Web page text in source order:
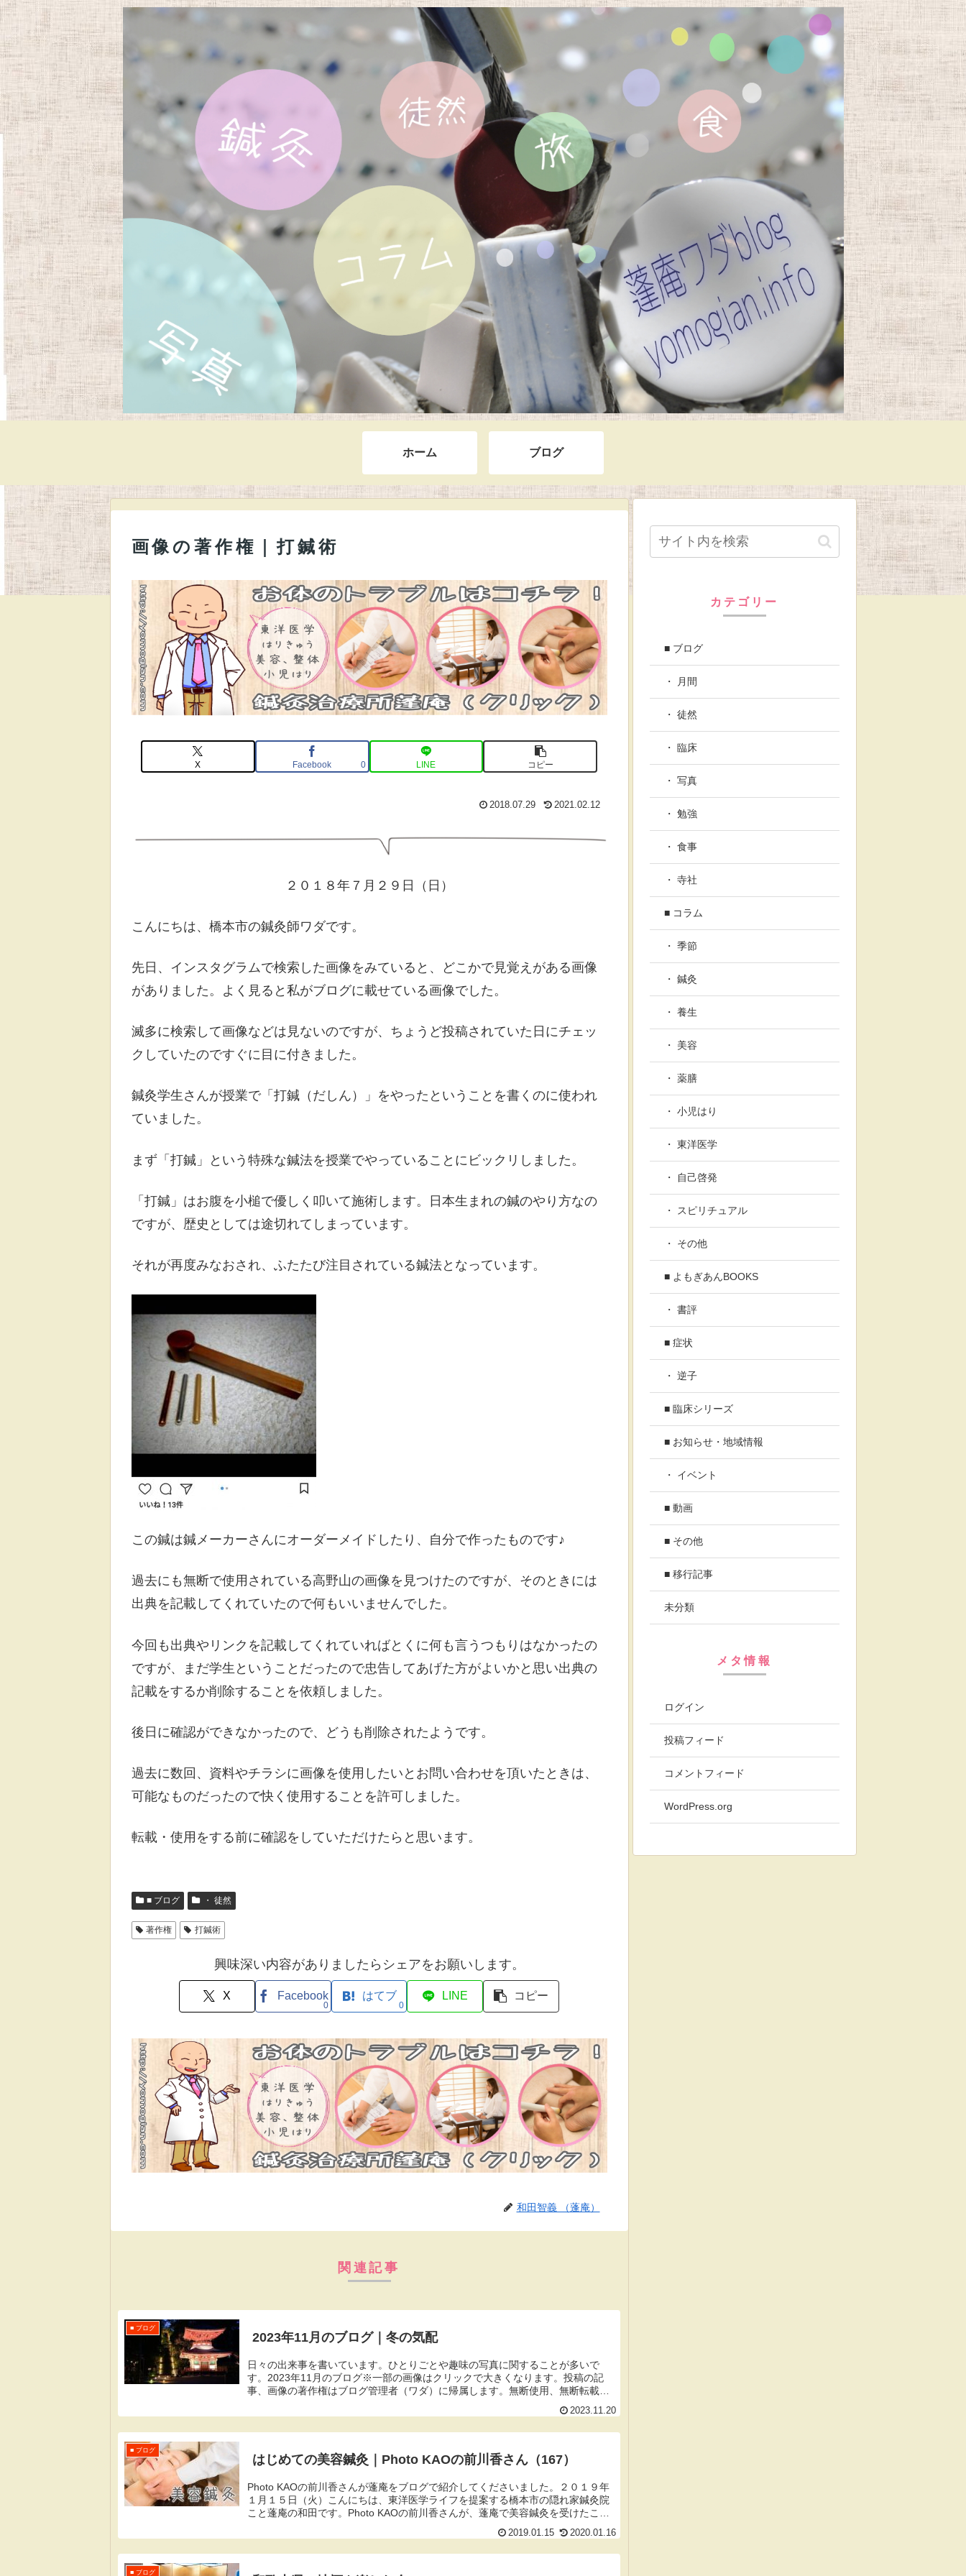
ホーム ブログ
画像の著作権｜打鍼術
X Facebook 0 LINE コピー
2018.07.29 2021.02.12
２０１８年７月２９日（日）
こんにちは、橋本市の鍼灸師ワダです。
先日、インスタグラムで検索した画像をみていると、どこかで見覚えがある画像
がありました。よく見ると私がブログに載せている画像でした。
滅多に検索して画像などは見ないのですが、ちょうど投稿されていた日にチェッ
クしていたのですぐに目に付きました。
鍼灸学生さんが授業で「打鍼（だしん）」をやったということを書くのに使われ
ていました。
まず「打鍼」という特殊な鍼法を授業でやっていることにビックリしました。
「打鍼」はお腹を小槌で優しく叩いて施術します。日本生まれの鍼のやり方なの
ですが、歴史としては途切れてしまっています。
それが再度みなおされ、ふたたび注目されている鍼法となっています。
この鍼は鍼メーカーさんにオーダーメイドしたり、自分で作ったものです♪
過去にも無断で使用されている高野山の画像を見つけたのですが、そのときには
出典を記載してくれていたので何もいいませんでした。
今回も出典やリンクを記載してくれていればとくに何も言うつもりはなかったの
ですが、まだ学生ということだったので忠告してあげた方がよいかと思い出典の
記載をするか削除することを依頼しました。
後日に確認ができなかったので、どうも削除されたようです。
過去に数回、資料やチラシに画像を使用したいとお問い合わせを頂いたときは、
可能なものだったので快く使用することを許可しました。
転載・使用をする前に確認をしていただけたらと思います。
■ ブログ ・ 徒然
著作権 打鍼術
興味深い内容がありましたらシェアをお願いします。
X Facebook
0
はてブ
0
LINE コピー
和田智義 （蓬庵）
関連記事
■ ブログ
2023年11月のブログ｜冬の気配
日々の出来事を書いています。ひとりごとや趣味の写真に関することが多いで
す。2023年11月のブログ※一部の画像はクリックで大きくなります。投稿の記
事、画像の著作権はブログ管理者（ワダ）に帰属します。無断使用、無断転載は
2023.11.20
■ ブログ
はじめての美容鍼灸｜Photo KAOの前川香さん（167）
Photo KAOの前川香さんが蓬庵をブログで紹介してくださいました。２０１９年
１月１５日（火）こんにちは、東洋医学ライフを提案する橋本市の隠れ家鍼灸院
こと蓬庵の和田です。Photo KAOの前川香さんが、蓬庵で美容鍼灸を受けたこと
2019.01.15 2020.01.16
■ ブログ
カテゴリー
■ ブログ
・ 月間
・ 徒然
・ 臨床
・ 写真
・ 勉強
・ 食事
・ 寺社
■ コラム
・ 季節
・ 鍼灸
・ 養生
・ 美容
・ 薬膳
・ 小児はり
・ 東洋医学
・ 自己啓発
・ スピリチュアル
・ その他
■ よもぎあんBOOKS
・ 書評
■ 症状
・ 逆子
■ 臨床シリーズ
■ お知らせ・地域情報
・ イベント
■ 動画
■ その他
■ 移行記事
未分類
メタ情報
ログイン
投稿フィード
コメントフィード
WordPress.org